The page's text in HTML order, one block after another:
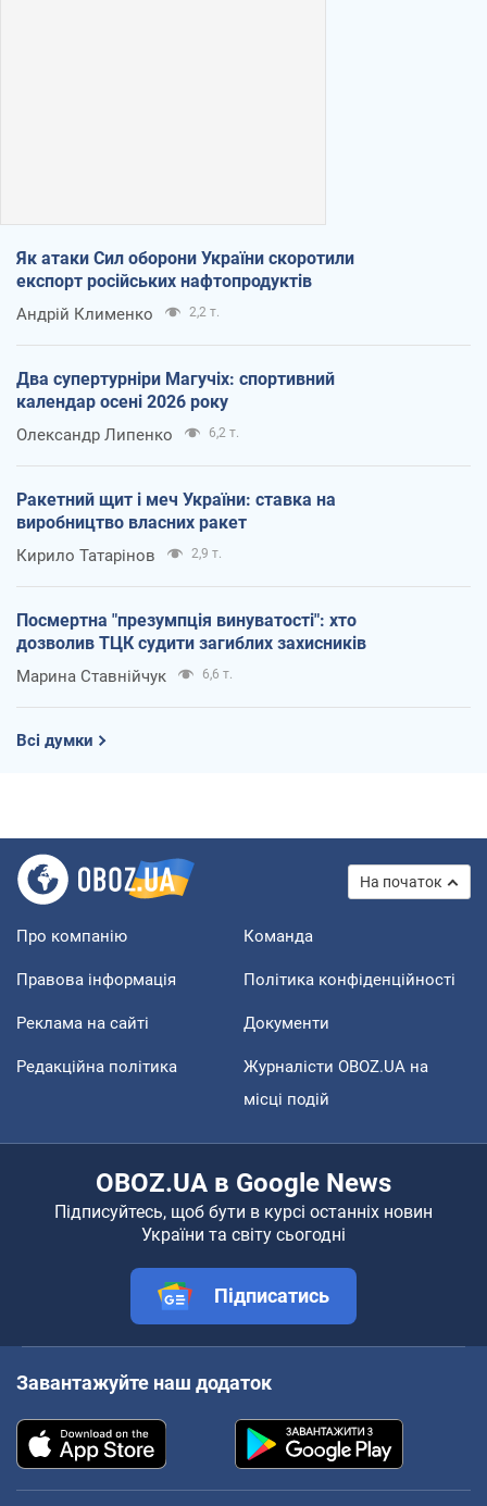
Як атаки Сил оборони України скоротили
експорт російських нафтопродуктів
Андрій Клименко 2,2 т.
Два супертурніри Магучіх: спортивний
календар осені 2026 року
Олександр Липенко 6,2 т.
Ракетний щит і меч України: ставка на
виробництво власних ракет
Кирило Татарінов 2,9 т.
Посмертна "презумпція винуватості": хто
дозволив ТЦК судити загиблих захисників
Марина Ставнійчук 6,6 т.
Всі думки
На початок
Про компанію Команда
Правова інформація Політика конфіденційності
Реклама на сайті Документи
Редакційна політика
Журналісти OBOZ.UA на
місці подій
OBOZ.UA в Google News
Підписуйтесь, щоб бути в курсі останніх новин
України та світу сьогодні
Підписатись
Завантажуйте наш додаток